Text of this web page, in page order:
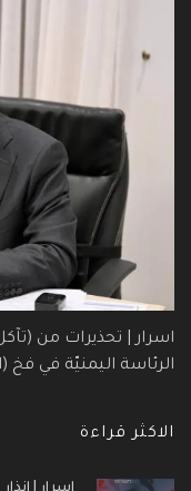
اسرار | تحذيرات من
الرئاسة اليمنيّة في فخ
الاكثر قراءة